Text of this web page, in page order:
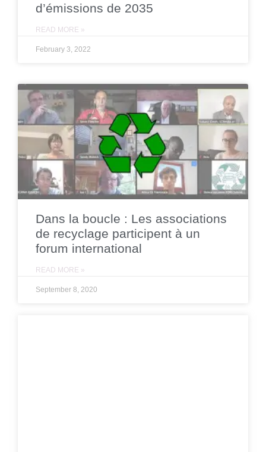
d’émissions de 2035
READ MORE »
February 3, 2022
Dans la boucle : Les associations
de recyclage participent à un
forum international
READ MORE »
September 8, 2020